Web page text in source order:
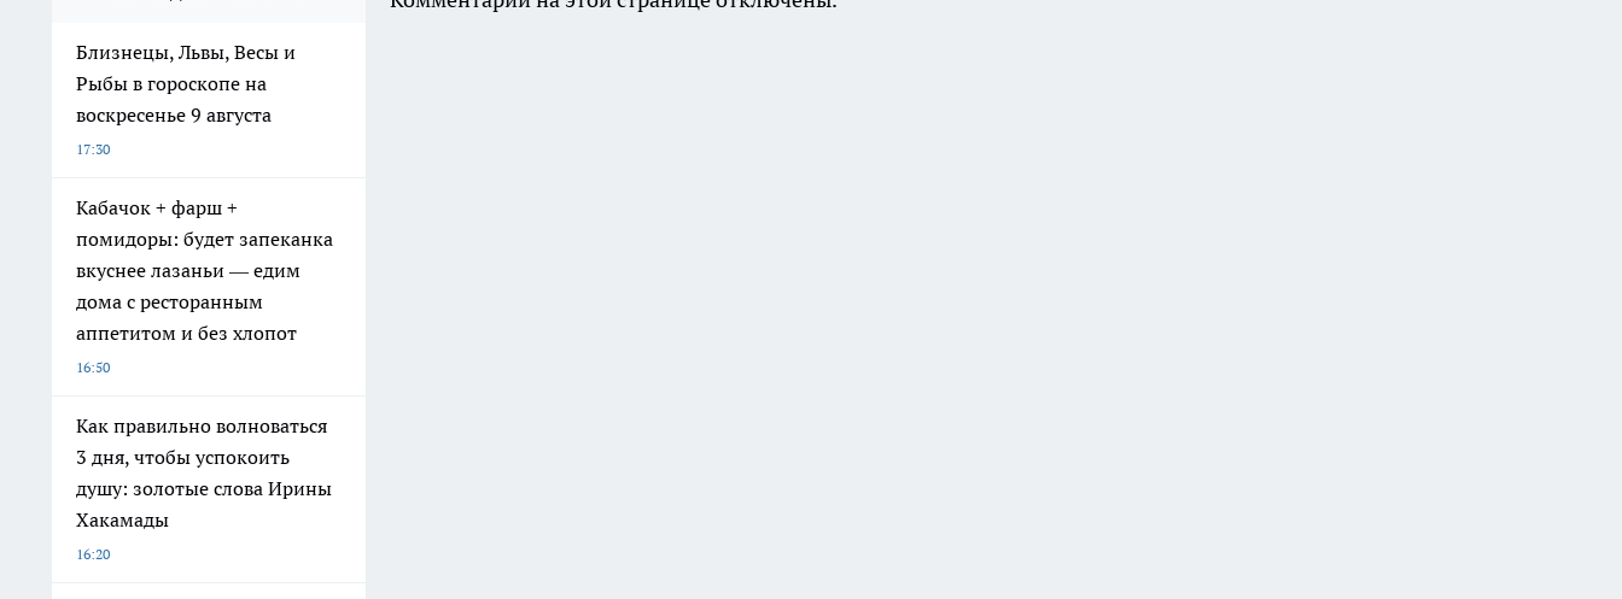
Близнецы, Львы, Весы и
Рыбы в гороскопе на
воскресенье 9 августа
17:30
Кабачок + фарш +
помидоры: будет запеканка
вкуснее лазаньи — едим
дома с ресторанным
аппетитом и без хлопот
16:50
Как правильно волноваться
3 дня, чтобы успокоить
душу: золотые слова Ирины
Хакамады
16:20